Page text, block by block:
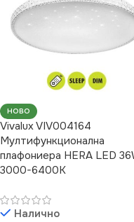
НОВО
Vivalux VIV004164
Мултифункционална
плафониера HERA LED
3000-6400K
Налично